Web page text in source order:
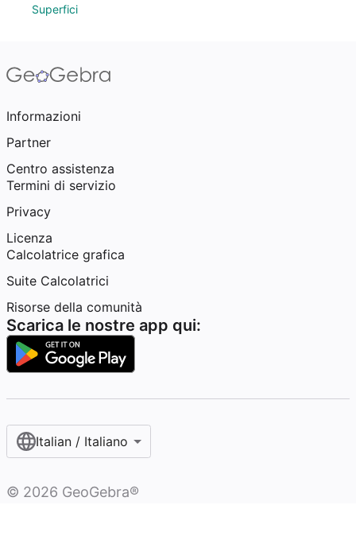
Superfici
Informazioni
Partner
Centro assistenza
Termini di servizio
Privacy
Licenza
Calcolatrice grafica
Suite Calcolatrici
Risorse della comunità
Scarica le nostre app qui:
Italian / Italiano‎
© 2026 GeoGebra®